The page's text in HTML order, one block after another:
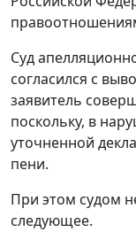
Суд
согласился с
заявитель
поскольку, в
уточненной
пени.
При этом судом
следующее.